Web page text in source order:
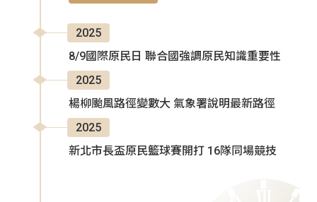
2025
8/9國際原民日 聯合國強調原民知識重要性
2025
楊柳颱風路徑變數大 氣象署說明最新路徑
2025
新北市長盃原民籃球賽開打 16隊同場競技